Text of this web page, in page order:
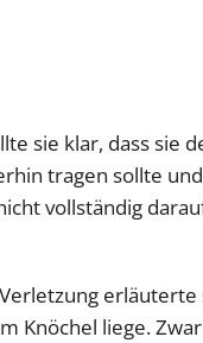
sie klar, dass sie
tragen sollte
vollständig
erläuterte
Knöchel liege.